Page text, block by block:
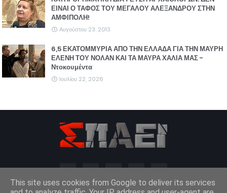
ΕΙΝΑΙ Ο ΤΑΦΟΣ ΤΟΥ ΜΕΓΑΛΟΥ ΑΛΕΞΑΝΔΡΟΥ ΣΤΗΝ
ΑΜΦΙΠΟΛΗ!
Αυγούστου 23, 2013
6,5 ΕΚΑΤΟΜΜΥΡΙΑ ΑΠΟ ΤΗΝ ΕΛΛΑΔΑ ΓΙΑ ΤΗΝ ΜΑΥΡΗ
ΕΛΕΝΗ ΤΟΥ ΝΟΛΑΝ ΚΑΙ ΤΑ ΜΑΥΡΑ ΧΑΛΙΑ ΜΑΣ -
Ντοκουμέντα
Ιουλίου 22, 2026
This site uses cookies from Google to deliver its services